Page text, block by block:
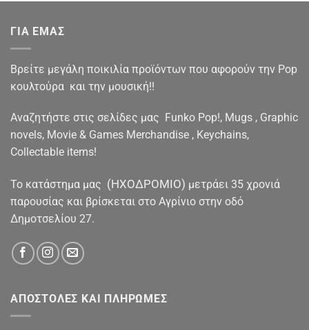
ΓΙΑ ΕΜΑΣ
Βρείτε μεγάλη ποικιλία προϊόντων που αφορούν την Pop
κουλτούρα και την μουσική!!
Αναζητήστε στις σελίδες μας Funko Pop!, Mugs , Graphic
novels, Movie & Games Merchandise , Keychains,
Collectable items!
To κατάστημα μας (ΗΧΟΔΡΟΜΙΟ) μετράει 35 χρονιά
παρουσίας και βρίσκεται στο Αγρίνιο στην οδό
Δημοτσελίου 27.
ΑΠΟΣΤΟΛΕΣ ΚΑΙ ΠΛΗΡΩΜΕΣ